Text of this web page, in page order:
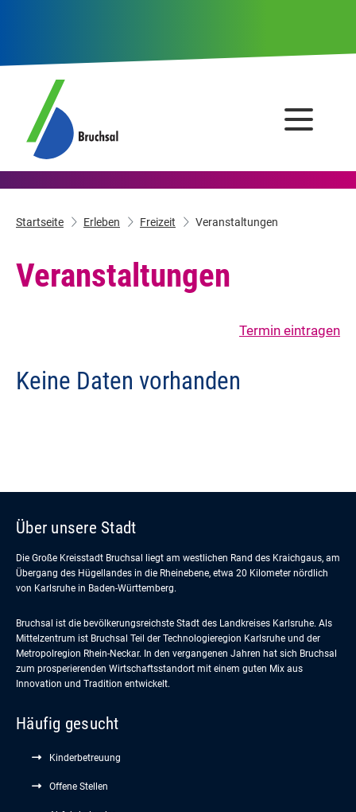
Startseite Erleben Freizeit Veranstaltungen
Veranstaltungen
Termin eintragen
Keine Daten vorhanden
Über unsere Stadt
Die Große Kreisstadt Bruchsal liegt am westlichen Rand des Kraichgaus, am
Übergang des Hügellandes in die Rheinebene, etwa 20 Kilometer nördlich
von Karlsruhe in Baden-Württemberg.
Bruchsal ist die bevölkerungsreichste Stadt des Landkreises Karlsruhe. Als
Mittelzentrum ist Bruchsal Teil der Technologieregion Karlsruhe und der
Metropolregion Rhein-Neckar. In den vergangenen Jahren hat sich Bruchsal
zum prosperierenden Wirtschaftsstandort mit einem guten Mix aus
Innovation und Tradition entwickelt.
Häufig gesucht
Kinderbetreuung
Offene Stellen